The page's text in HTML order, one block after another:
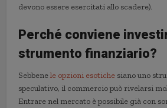
devono essere esercitati allo scadere).
Perché conviene
strumento finanziario?
Sebbenele opzioni esotiche siano uno
speculativo, il commercio può rivelarsi
Entrare nel mercato è possibile già con